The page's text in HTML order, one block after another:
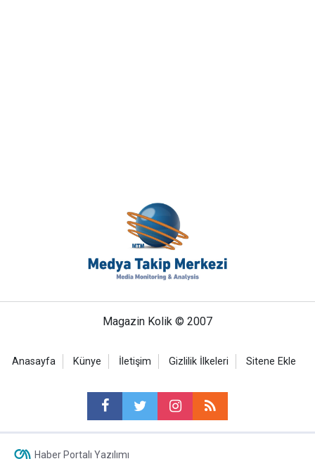
Magazin Kolik © 2007
Anasayfa Künye İletişim Gizlilik İlkeleri Sitene Ekle
Haber Portalı Yazılımı